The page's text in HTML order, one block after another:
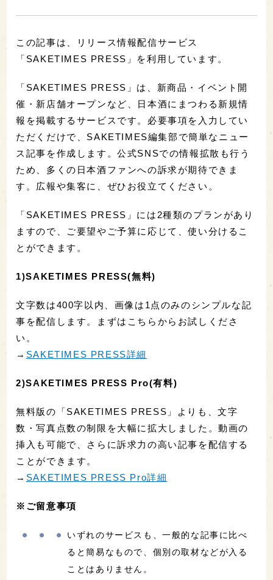
この記事は、リリース情報配信サービス
「SAKETIMES PRESS」を利用しています。
「SAKETIMES PRESS」は、新商品・イベント開
催・新店舗オープンなど、日本酒にまつわる新規情
報を掲載するサービスです。必要事項を入力してい
ただくだけで、SAKETIMES編集部で簡単なニュー
ス記事を作成します。公式SNSでの情報拡散も行う
ため、多くの日本酒ファンへの訴求が期待できま
す。広報や集客に、ぜひお役立てください。
「SAKETIMES PRESS」には2種類のプランがあり
ますので、ご要望やご予算に応じて、使い分けるこ
とができます。
1)SAKETIMES PRESS(無料)
文字数は400字以内、画像は1点のみのシンプルな記
事を配信します。まずはこちらからお試しくださ
い。
→ SAKETIMES PRESS詳細
2)SAKETIMES PRESS Pro(有料)
無料版の「SAKETIMES PRESS」よりも、文字
数・写真点数の制限を大幅に拡大しました。動画の
挿入も可能で、さらに訴求力の高い記事を配信する
ことができます。
→ SAKETIMES PRESS Pro詳細
※ご留意事項
いずれのサービスも、一般的な記事に比べ
ると簡易なもので、個別の取材などが入る
ことはありません。